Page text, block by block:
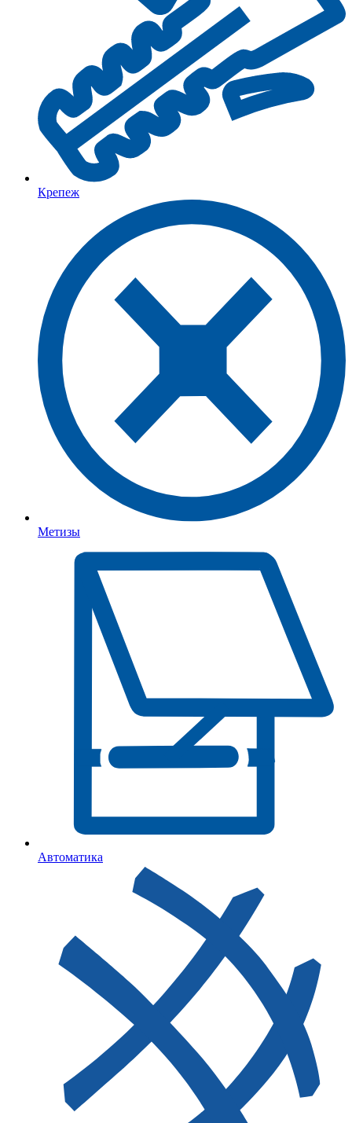
Крепеж
Метизы
Автоматика